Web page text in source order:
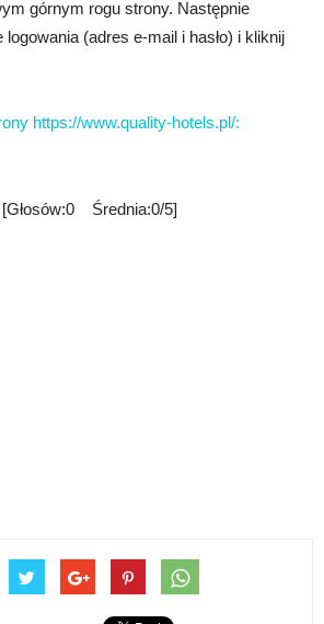
górnym rogu strony. Następnie
(adres e-mail i hasło) i kliknij
https://www.quality-hotels.pl/:
[Głosów:0 Średnia:0/5]